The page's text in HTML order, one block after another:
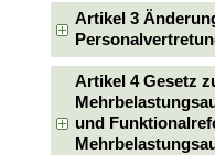
Artikel 3
Artikel 4 Gesetz
und